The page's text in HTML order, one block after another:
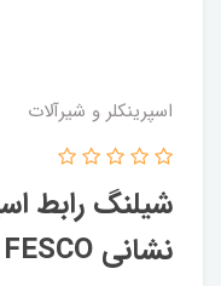
اسپرینکلر و شیرآلات
نشانی FESCO